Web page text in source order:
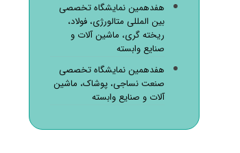
هفدهمین نمایشگاه تخصصی
بین المللی متالورژی، فولاد،
ریخته گری، ماشین آلات و
صنایع وابسته
هفدهمین نمایشگاه تخصصی
صنعت نساجی، پوشاک، ماشین
آلات و صنایع وابسته